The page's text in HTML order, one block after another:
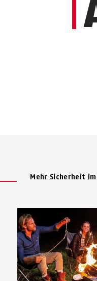
Mehr Sicherheit